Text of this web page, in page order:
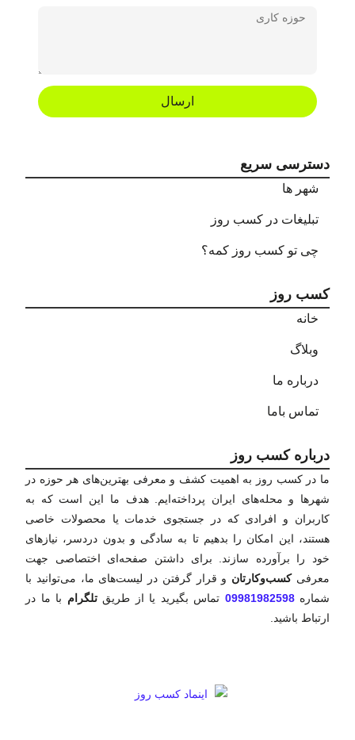
کسب روز
خانه
وبلاگ
درباره ما
تماس باما
دسترسی سریع
شهر ها
تبلیغات در کسب روز
چی تو کسب روز کمه؟
ارسال
درباره کسب روز
ما در کسب روز به اهمیت کشف و معرفی بهترین‌های هر حوزه در
شهرها و محله‌های ایران پرداخته‌ایم. هدف ما این است که به
کاربران و افرادی که در جستجوی خدمات یا محصولات خاصی
هستند، این امکان را بدهیم تا به سادگی و بدون دردسر، نیازهای
خود را برآورده سازند. برای داشتن صفحه‌ای اختصاصی جهت
معرفیکسب‌وکارتان و قرار گرفتن در لیست‌های ما، می‌توانید با
شماره09981982598 تماس بگیرید یا از طریقتلگرام با ما در
ارتباط باشید.